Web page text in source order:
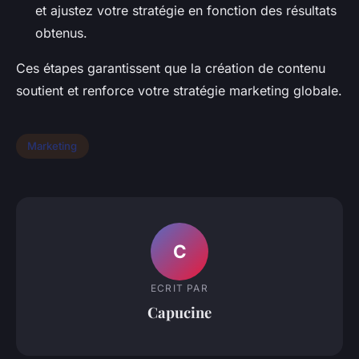
et ajustez votre stratégie en fonction des résultats
obtenus.
Ces étapes garantissent que la création de contenu
soutient et renforce votre stratégie marketing globale.
Marketing
C
ECRIT PAR
Capucine